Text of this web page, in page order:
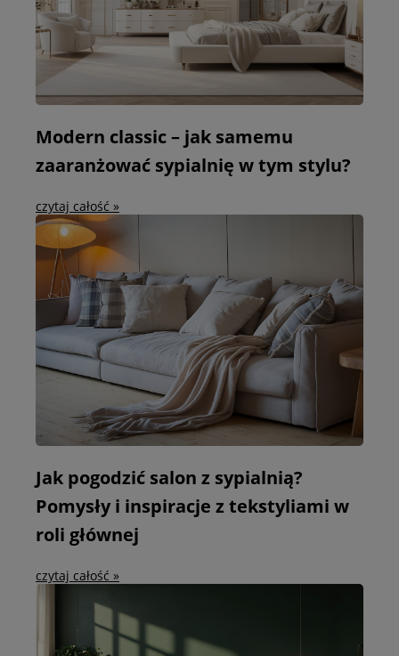
Modern classic – jak samemu
zaaranżować sypialnię w tym stylu?
czytaj całość »
Jak pogodzić salon z sypialnią?
Pomysły i inspiracje z tekstyliami w
roli głównej
czytaj całość »